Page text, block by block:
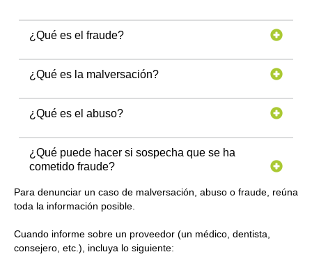
¿Qué es el fraude?
¿Qué es la malversación?
¿Qué es el abuso?
¿Qué puede hacer si sospecha que se ha
cometido fraude?
Para denunciar un caso de malversación, abuso o fraude, reúna
toda la información posible.
Cuando informe sobre un proveedor (un médico, dentista,
consejero, etc.), incluya lo siguiente: